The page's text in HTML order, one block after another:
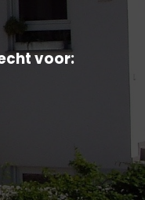
voor: